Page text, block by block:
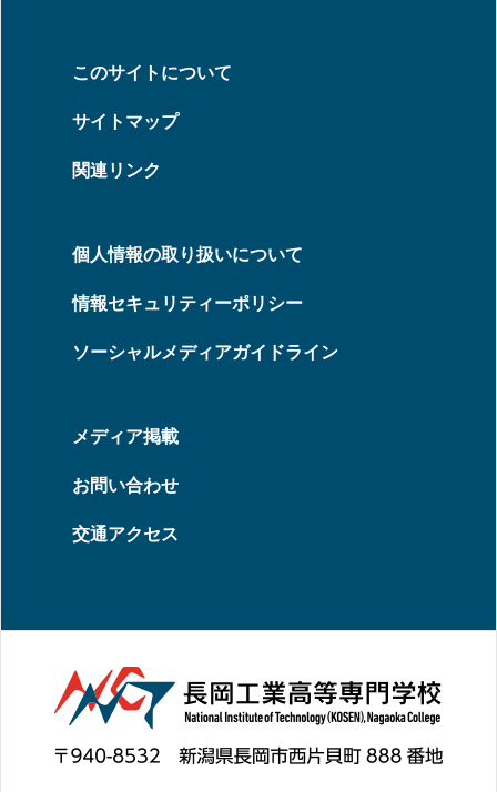
このサイトについて
サイトマップ
関連リンク
個人情報の取り扱いについて
情報セキュリティーポリシー
ソーシャルメディアガイドライン
メディア掲載
お問い合わせ
交通アクセス